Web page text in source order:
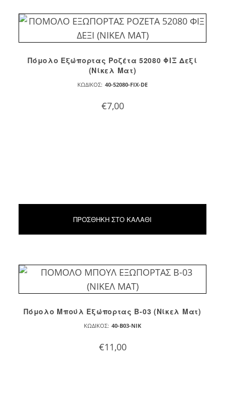
Πόμολο Εξώπορτας Ροζέτα 52080 ΦΙΞ Δεξί
(Νίκελ Ματ)
ΚΩΔΙΚΌΣ: 40-52080-FIX-DE
€7,00
ΠΡΟΣΘΉΚΗ ΣΤΟ ΚΑΛΆΘΙ
Πόμολο Μπούλ Εξώπορτας B-03 (Νίκελ Ματ)
ΚΩΔΙΚΌΣ: 40-B03-NIK
€11,00